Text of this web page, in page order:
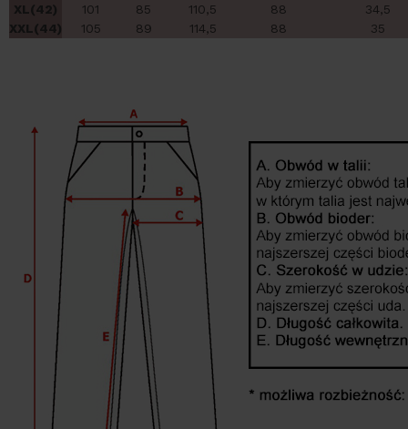
XL(42)
101 85 110,5 88
34,5
XXL(44)
105 89 114,5 88 35